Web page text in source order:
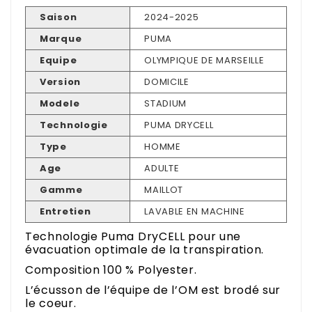
Technologie Puma DryCELL pour une
évacuation optimale de la transpiration.
Composition 100 % Polyester.
L’écusson de l’équipe de l’OM est brodé sur
le coeur.
Saison
2024-2025
Marque
PUMA
Equipe
OLYMPIQUE DE MARSEILLE
Version
DOMICILE
Modele
STADIUM
Technologie
PUMA DRYCELL
Type
HOMME
Age
ADULTE
Gamme
MAILLOT
Entretien
LAVABLE EN MACHINE